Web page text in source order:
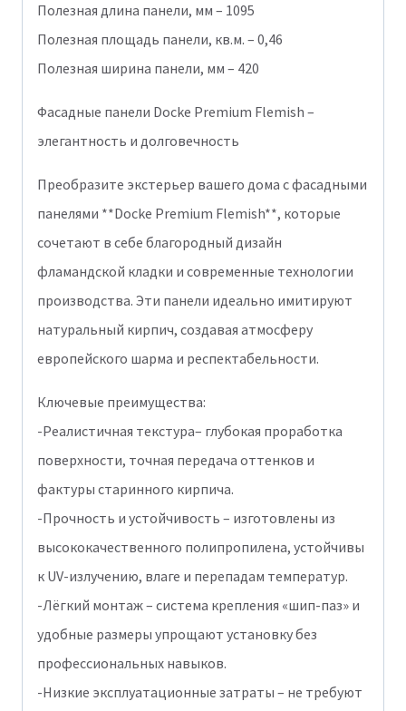
Полезная длина панели, мм – 1095
Полезная площадь панели, кв.м. – 0,46
Полезная ширина панели, мм – 420
Фасадные панели Docke Premium Flemish –
элегантность и долговечность
Преобразите экстерьер вашего дома с фасадными
панелями **Docke Premium Flemish**, которые
сочетают в себе благородный дизайн
фламандской кладки и современные технологии
производства. Эти панели идеально имитируют
натуральный кирпич, создавая атмосферу
европейского шарма и респектабельности.
Ключевые преимущества:
-Реалистичная текстура– глубокая проработка
поверхности, точная передача оттенков и
фактуры старинного кирпича.
-Прочность и устойчивость – изготовлены из
высококачественного полипропилена, устойчивы
к UV-излучению, влаге и перепадам температур.
-Лёгкий монтаж – система крепления «шип-паз» и
удобные размеры упрощают установку без
профессиональных навыков.
-Низкие эксплуатационные затраты – не требуют